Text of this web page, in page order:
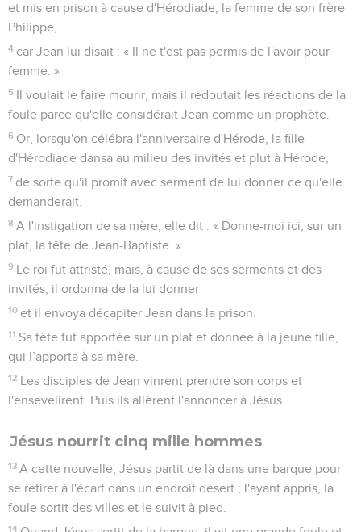
et mis en prison à cause d'Hérodiade, la femme de son frère
Philippe,
4 car Jean lui disait : « Il ne t'est pas permis de l'avoir pour
femme. »
5 Il voulait le faire mourir, mais il redoutait les réactions de la
foule parce qu'elle considérait Jean comme un prophète.
6 Or, lorsqu'on célébra l'anniversaire d'Hérode, la fille
d'Hérodiade dansa au milieu des invités et plut à Hérode,
7 de sorte qu'il promit avec serment de lui donner ce qu'elle
demanderait.
8 A l'instigation de sa mère, elle dit : « Donne-moi ici, sur un
plat, la tête de Jean-Baptiste. »
9 Le roi fut attristé, mais, à cause de ses serments et des
invités, il ordonna de la lui donner
10 et il envoya décapiter Jean dans la prison.
11 Sa tête fut apportée sur un plat et donnée à la jeune fille,
qui l’apporta à sa mère.
12 Les disciples de Jean vinrent prendre son corps et
l'ensevelirent. Puis ils allèrent l'annoncer à Jésus.
Jésus nourrit cinq mille hommes
13 A cette nouvelle, Jésus partit de là dans une barque pour
se retirer à l'écart dans un endroit désert ; l'ayant appris, la
foule sortit des villes et le suivit à pied.
14